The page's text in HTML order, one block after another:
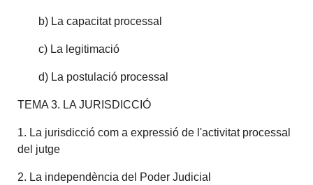
b) La capacitat processal
c) La legitimació
d) La postulació processal
TEMA 3. LA JURISDICCIÓ
1. La jurisdicció com a expressió de l'activitat processal
del jutge
2. La independència del Poder Judicial